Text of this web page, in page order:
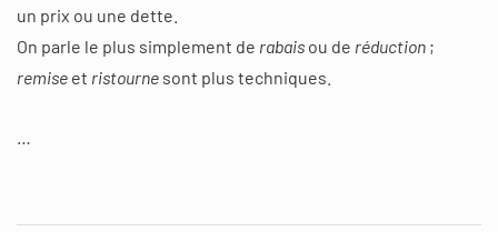
un prix ou une dette.
On parle le plus simplement de rabais ou de réduction ;
remise et ristourne sont plus techniques.